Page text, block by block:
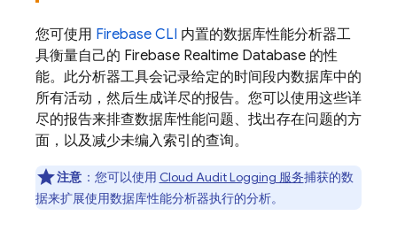
您可使用 Firebase CLI 内置的数据库性能分析器工
具衡量自己的 Firebase Realtime Database 的性
能。此分析器工具会记录给定的时间段内数据库中的
所有活动，然后生成详尽的报告。您可以使用这些详
尽的报告来排查数据库性能问题、找出存在问题的方
面，以及减少未编入索引的查询。
注意 ：您可以使用 Cloud Audit Logging 服务捕获的数
据来扩展使用数据库性能分析器执行的分析。